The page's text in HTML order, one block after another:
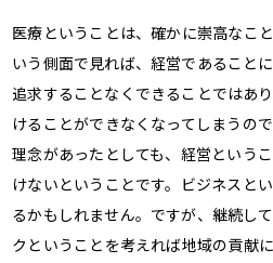
医療ということは、確かに崇高なこ
いう側面で見れば、経営であること
追求することなくできることではあ
けることができなくなってしまうの
理念があったとしても、経営という
けないということです。ビジネスと
るかもしれません。ですが、継続し
クということを考えれば地域の貢献